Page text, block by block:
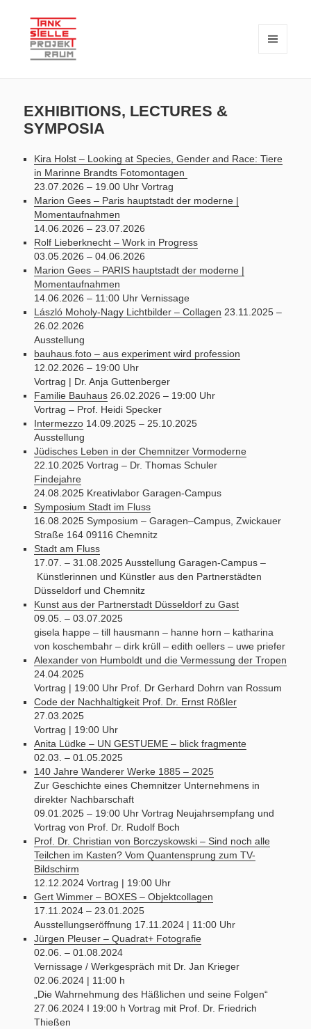
EXHIBITIONS, LECTURES &
SYMPOSIA
Kira Holst – Looking at Species, Gender and Race: Tiere
in Marinne Brandts Fotomontagen
23.07.2026 – 19.00 Uhr Vortrag
Marion Gees – Paris hauptstadt der moderne |
Momentaufnahmen
14.06.2026 – 23.07.2026
Rolf Lieberknecht – Work in Progress
03.05.2026 – 04.06.2026
Marion Gees – PARIS hauptstadt der moderne |
Momentaufnahmen
14.06.2026 – 11:00 Uhr Vernissage
László Moholy-Nagy Lichtbilder – Collagen 23.11.2025 –
26.02.2026
Ausstellung
bauhaus.foto – aus experiment wird profession
12.02.2026 – 19:00 Uhr
Vortrag | Dr. Anja Guttenberger
Familie Bauhaus 26.02.2026 – 19:00 Uhr
Vortrag – Prof. Heidi Specker
Intermezzo 14.09.2025 – 25.10.2025
Ausstellung
Jüdisches Leben in der Chemnitzer Vormoderne
22.10.2025 Vortrag – Dr. Thomas Schuler
Findejahre
24.08.2025 Kreativlabor Garagen-Campus
Symposium Stadt im Fluss
16.08.2025 Symposium – Garagen–Campus, Zwickauer
Straße 164 09116 Chemnitz
Stadt am Fluss
17.07. – 31.08.2025 Ausstellung Garagen-Campus –
Künstlerinnen und Künstler aus den Partnerstädten
Düsseldorf und Chemnitz
Kunst aus der Partnerstadt Düsseldorf zu Gast
09.05. – 03.07.2025
gisela happe – till hausmann – hanne horn – katharina
von koschembahr – dirk krüll – edith oellers – uwe priefer
Alexander von Humboldt und die Vermessung der Tropen
24.04.2025
Vortrag | 19:00 Uhr Prof. Dr Gerhard Dohrn van Rossum
Code der Nachhaltigkeit Prof. Dr. Ernst Rößler
27.03.2025
Vortrag | 19:00 Uhr
Anita Lüdke – UN GESTUEME – blick fragmente
02.03. – 01.05.2025
140 Jahre Wanderer Werke 1885 – 2025
Zur Geschichte eines Chemnitzer Unternehmens in
direkter Nachbarschaft
09.01.2025 – 19:00 Uhr Vortrag Neujahrsempfang und
Vortrag von Prof. Dr. Rudolf Boch
Prof. Dr. Christian von Borczyskowski – Sind noch alle
Teilchen im Kasten? Vom Quantensprung zum TV-
Bildschirm
12.12.2024 Vortrag | 19:00 Uhr
Gert Wimmer – BOXES – Objektcollagen
17.11.2024 – 23.01.2025
Ausstellungseröffnung 17.11.2024 | 11:00 Uhr
Jürgen Pleuser – Quadrat+ Fotografie
02.06. – 01.08.2024
Vernissage / Werkgespräch mit Dr. Jan Krieger
02.06.2024 | 11:00 h
„Die Wahrnehmung des Häßlichen und seine Folgen“
27.06.2024 I 19:00 h Vortrag mit Prof. Dr. Friedrich
Thießen